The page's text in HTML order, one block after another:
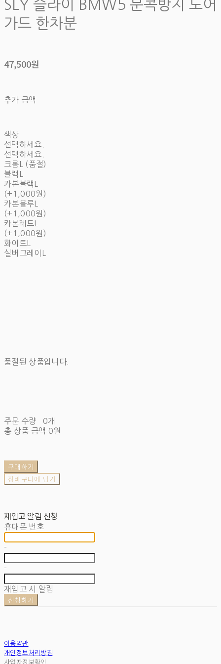
SLY 슬라이 BMW5 문콕방지 도어
가드 한차분
47,500원
추가 금액
색상
선택하세요.
선택하세요.
크롬L (품절)
블랙L
카본블랙L
(+1,000원)
카본블루L
(+1,000원)
카본레드L
(+1,000원)
화이트L
실버그레이L
품절된 상품입니다.
주문 수량
0개
총 상품 금액 0원
구매하기
장바구니에 담기
재입고 알림 신청
휴대폰 번호
-
-
재입고 시 알림
신청하기
이용약관
개인정보처리방침
사업자정보확인